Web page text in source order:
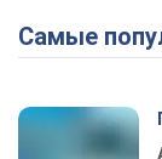
Самые